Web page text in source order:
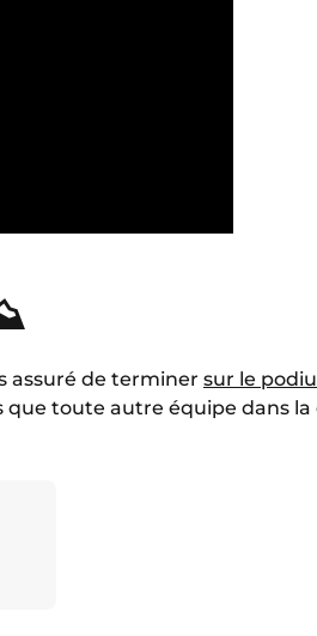
assuré de terminer sur le
que toute autre équipe dans